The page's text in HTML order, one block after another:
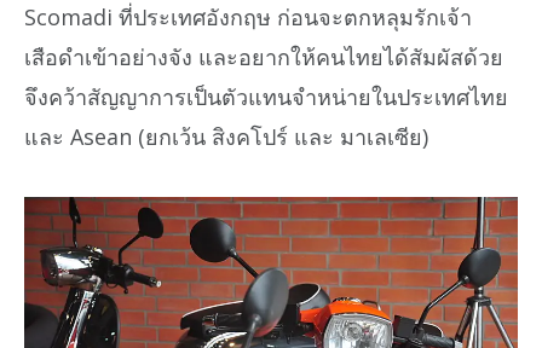
Scomadi ที่ประเทศอังกฤษ ก่อนจะตกหลุมรักเจ้า
เสือดำเข้าอย่างจัง และอยากให้คนไทยได้สัมผัสด้วย
จึงคว้าสัญญาการเป็นตัวแทนจำหน่ายในประเทศไทย
และ Asean (ยกเว้น สิงคโปร์ และ มาเลเซีย)